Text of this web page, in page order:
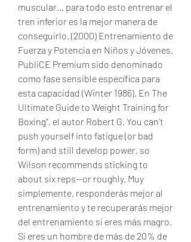
muscular… para todo esto entrenar el
tren inferior es la mejor manera de
conseguirlo. (2000) Entrenamiento de
Fuerza y Potencia en Niños y Jóvenes.
PubliCE Premium sido denominado
como fase sensible específica para
esta capacidad (Winter 1986). En The
Ultimate Guide to Weight Training for
Boxing”, el autor Robert G. You can’t
push yourself into fatigue (or bad
form) and still develop power, so
Wilson recommends sticking to
about six reps—or roughly. Muy
simplemente, responderás mejor al
entrenamiento y te recuperarás mejor
del entrenamiento si eres más magro.
Si eres un hombre de más de 20% de